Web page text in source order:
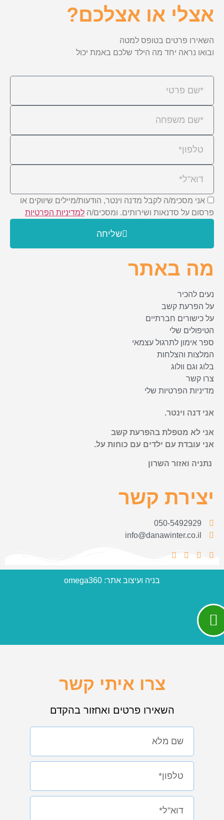
אצלי או אצלכם?
השאירו פרטים בטופס למטה
ובואו נראה יחד מה הילד שלכם באמת יכול
אני מסכימ/ה לקבל מדנה וינטר, הודעות/מיילים שיווקים או
פרסום על סדנאות ושירותים. ומסכים/ה למדיניות הפרטיות
שליחה
מה באתר
נעים להכיר
על הפרעת קשב
על כישורים חברתיים
הטיפולים שלי
ספר אימון לתרגול עצמאי
המלצות והצלחות
בלוג וגם וולוג
צרו קשר
מדיניות הפרטיות שלי
אני דנה וינטר.
אני לא מטפלת בהפרעת קשב
אני עובדת עם ילדים עם כוחות על.
נתניה ואזור השרון
יצירת קשר
050-5492929
info@danawinter.co.il
בניה ועיצוב אתר: omega360
צרו איתי קשר
השאירו פרטים ואחזור בהקדם